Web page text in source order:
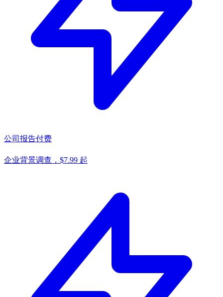
公司报告付费
企业背景调查，$7.99 起